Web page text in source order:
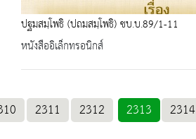
ปฐมสมฺโพธิ (ปถมสมฺโพธิ) ชบ.บ.89/1-11
หนังสืออิเล็กทรอนิกส์
2311 2312 2313 2314